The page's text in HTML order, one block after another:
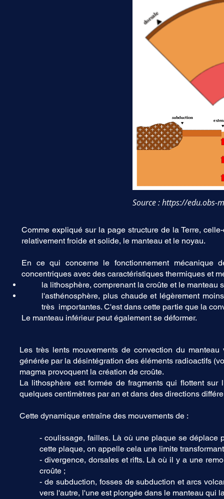
Source :https://edu.obs-
Comme expliqué sur la page structure de la Terre,
relativement froide et solide, le manteau et le noyau.
En ce qui concerne le fonctionnement mécanique
concentriques avec des caractéristiques thermiques et
la lithosphère, comprenant la croûte et le
l'asthénosphère, plus chaude et légèrement
très importantes. C'est dans cette partie que la
Le manteau inférieur peut également se déformer.
Les très lents mouvements de convection du
générée par la désintégration des éléments radioactifs
magma provoquent la création de croûte.
La lithosphère est formée de fragments qui flottent
quelques centimètres par an et dans des directions
Cette dynamique entraîne des mouvements de :
- coulissage, failles. Là où une plaque se
cette plaque, on appelle cela une limite
- divergence, dorsales et rifts. Là où il y a une
croûte ;
- de subduction, fosses de subduction et arcs
vers l'autre, l'une est plongée dans le manteau qui